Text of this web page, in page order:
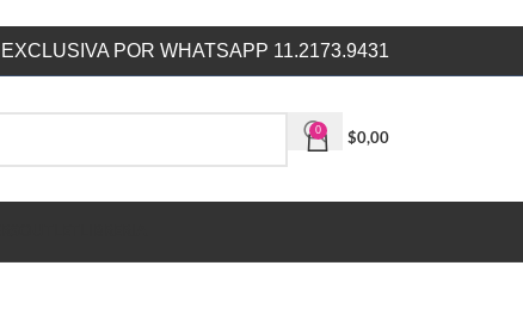
POR WHATSAPP 11.2173.9431
0
$0,00